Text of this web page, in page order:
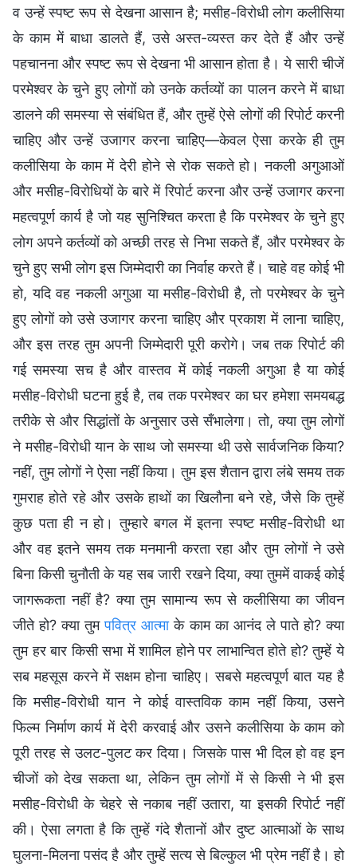
व उन्हें स्पष्ट रूप से देखना आसान है; मसीह-विरोधी लोग कलीसिया
के काम में बाधा डालते हैं, उसे अस्त-व्यस्त कर देते हैं और उन्हें
पहचानना और स्पष्ट रूप से देखना भी आसान होता है। ये सारी चीजें
परमेश्वर के चुने हुए लोगों को उनके कर्तव्यों का पालन करने में बाधा
डालने की समस्या से संबंधित हैं, और तुम्हें ऐसे लोगों की रिपोर्ट करनी
चाहिए और उन्हें उजागर करना चाहिए—केवल ऐसा करके ही तुम
कलीसिया के काम में देरी होने से रोक सकते हो। नकली अगुआओं
और मसीह-विरोधियों के बारे में रिपोर्ट करना और उन्हें उजागर करना
महत्वपूर्ण कार्य है जो यह सुनिश्चित करता है कि परमेश्वर के चुने हुए
लोग अपने कर्तव्यों को अच्छी तरह से निभा सकते हैं, और परमेश्वर के
चुने हुए सभी लोग इस जिम्मेदारी का निर्वाह करते हैं। चाहे वह कोई भी
हो, यदि वह नकली अगुआ या मसीह-विरोधी है, तो परमेश्वर के चुने
हुए लोगों को उसे उजागर करना चाहिए और प्रकाश में लाना चाहिए,
और इस तरह तुम अपनी जिम्मेदारी पूरी करोगे। जब तक रिपोर्ट की
गई समस्या सच है और वास्तव में कोई नकली अगुआ है या कोई
मसीह-विरोधी घटना हुई है, तब तक परमेश्वर का घर हमेशा समयबद्ध
तरीके से और सिद्धांतों के अनुसार उसे सँभालेगा। तो, क्या तुम लोगों
ने मसीह-विरोधी यान के साथ जो समस्या थी उसे सार्वजनिक किया?
नहीं, तुम लोगों ने ऐसा नहीं किया। तुम इस शैतान द्वारा लंबे समय तक
गुमराह होते रहे और उसके हाथों का खिलौना बने रहे, जैसे कि तुम्हें
कुछ पता ही न हो। तुम्हारे बगल में इतना स्पष्ट मसीह-विरोधी था
और वह इतने समय तक मनमानी करता रहा और तुम लोगों ने उसे
बिना किसी चुनौती के यह सब जारी रखने दिया, क्या तुममें वाकई कोई
जागरूकता नहीं है? क्या तुम सामान्य रूप से कलीसिया का जीवन
जीते हो? क्या तुमपवित्र आत्माके काम का आनंद ले पाते हो? क्या
तुम हर बार किसी सभा में शामिल होने पर लाभान्वित होते हो? तुम्हें ये
सब महसूस करने में सक्षम होना चाहिए। सबसे महत्वपूर्ण बात यह है
कि मसीह-विरोधी यान ने कोई वास्तविक काम नहीं किया, उसने
फिल्म निर्माण कार्य में देरी करवाई और उसने कलीसिया के काम को
पूरी तरह से उलट-पुलट कर दिया। जिसके पास भी दिल हो वह इन
चीजों को देख सकता था, लेकिन तुम लोगों में से किसी ने भी इस
मसीह-विरोधी के चेहरे से नकाब नहीं उतारा, या इसकी रिपोर्ट नहीं
की। ऐसा लगता है कि तुम्हें गंदे शैतानों और दुष्ट आत्माओं के साथ
घुलना-मिलना पसंद है और तुम्हें सत्य से बिल्कुल भी प्रेम नहीं है। हो